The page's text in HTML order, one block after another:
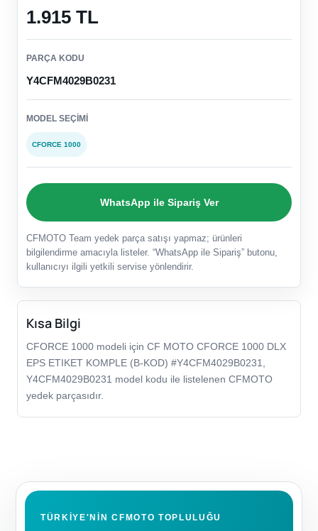
1.915 TL
PARÇA KODU
Y4CFM4029B0231
MODEL SEÇIMI
CFORCE 1000
WhatsApp ile Sipariş Ver
CFMOTO Team yedek parça satışı yapmaz; ürünleri
bilgilendirme amacıyla listeler. “WhatsApp ile Sipariş” butonu,
kullanıcıyı ilgili yetkili servise yönlendirir.
Kısa Bilgi
CFORCE 1000 modeli için CF MOTO CFORCE 1000 DLX
EPS ETIKET KOMPLE (B-KOD) #Y4CFM4029B0231,
Y4CFM4029B0231 model kodu ile listelenen CFMOTO
yedek parçasıdır.
TÜRKIYE'NIN CFMOTO TOPLULUĞU